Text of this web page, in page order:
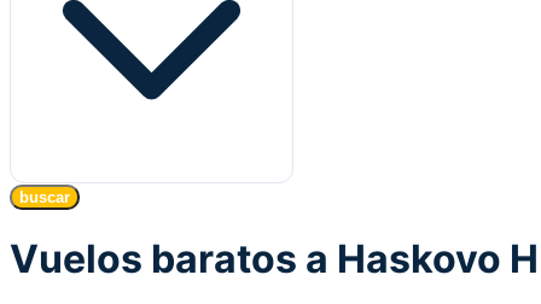
buscar
Vuelos baratos a Haskovo